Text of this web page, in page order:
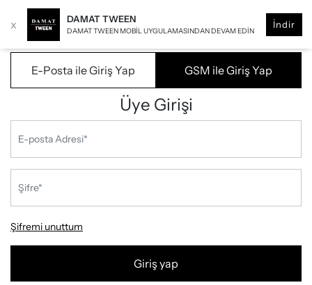
x DAMAT TWEEN
DAMAT TWEEN MOBIL UYGULAMASINDAN DEVAM EDIN
İndir
E-Posta ile Giriş Yap GSM ile Giriş Yap
Üye Girişi
Şifremi unuttum
Giriş yap